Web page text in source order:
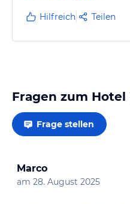
mit meerblick
wir freuen uns auf
Hilfreich Teilen
Fragen zum Hotel
Frage stellen
Marco
am 28. August 2025